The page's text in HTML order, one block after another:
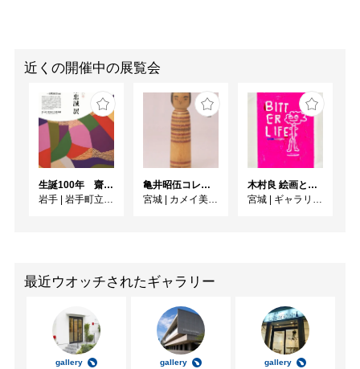
近くの開催中の展覧会
生誕100年 齋藤忠誠展
岩手 | 岩手町立石神の丘美術館
亀井昭伍コレクションより 「古作こけし名品展」 （2026年度）
宮城 | カメイ美術館
木村良 絵画と作陶展「BITTER LIFE」
宮城 | ギャラリー ターンアラウンド
最近ウオッチされたギャラリー
gallery gallery gallery